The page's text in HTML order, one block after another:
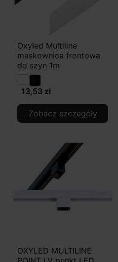
Oxyled Multiline
maskownica frontowa
do szyn 1m
13,53 zł
Zobacz szczegóły
OXYLED MULTILINE